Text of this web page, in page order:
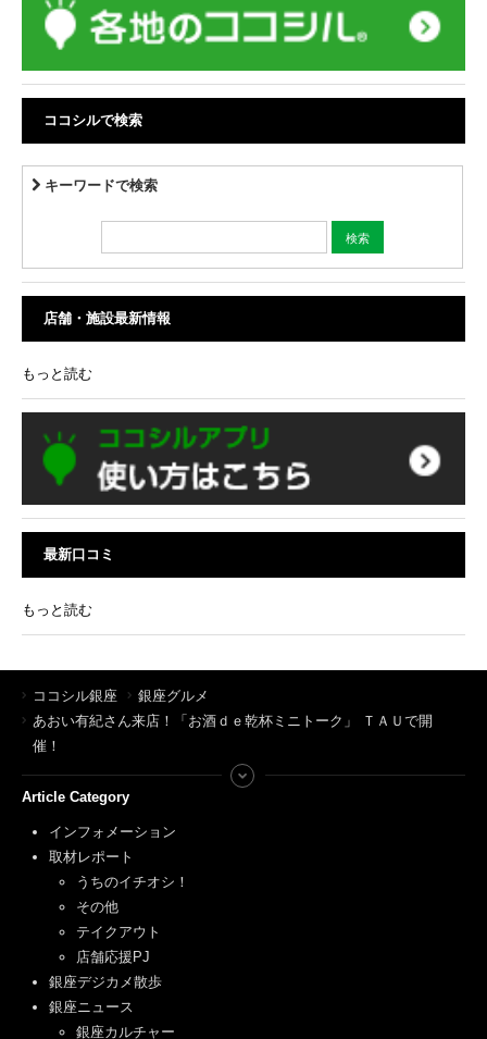
ココシルで検索
キーワードで検索
店舗・施設最新情報
もっと読む
最新口コミ
もっと読む
ココシル銀座
銀座グルメ
あおい有紀さん来店！「お酒ｄｅ乾杯ミニトーク」 ＴＡＵで開
催！
Article Category
インフォメーション
取材レポート
うちのイチオシ！
その他
テイクアウト
店舗応援PJ
銀座デジカメ散歩
銀座ニュース
銀座カルチャー